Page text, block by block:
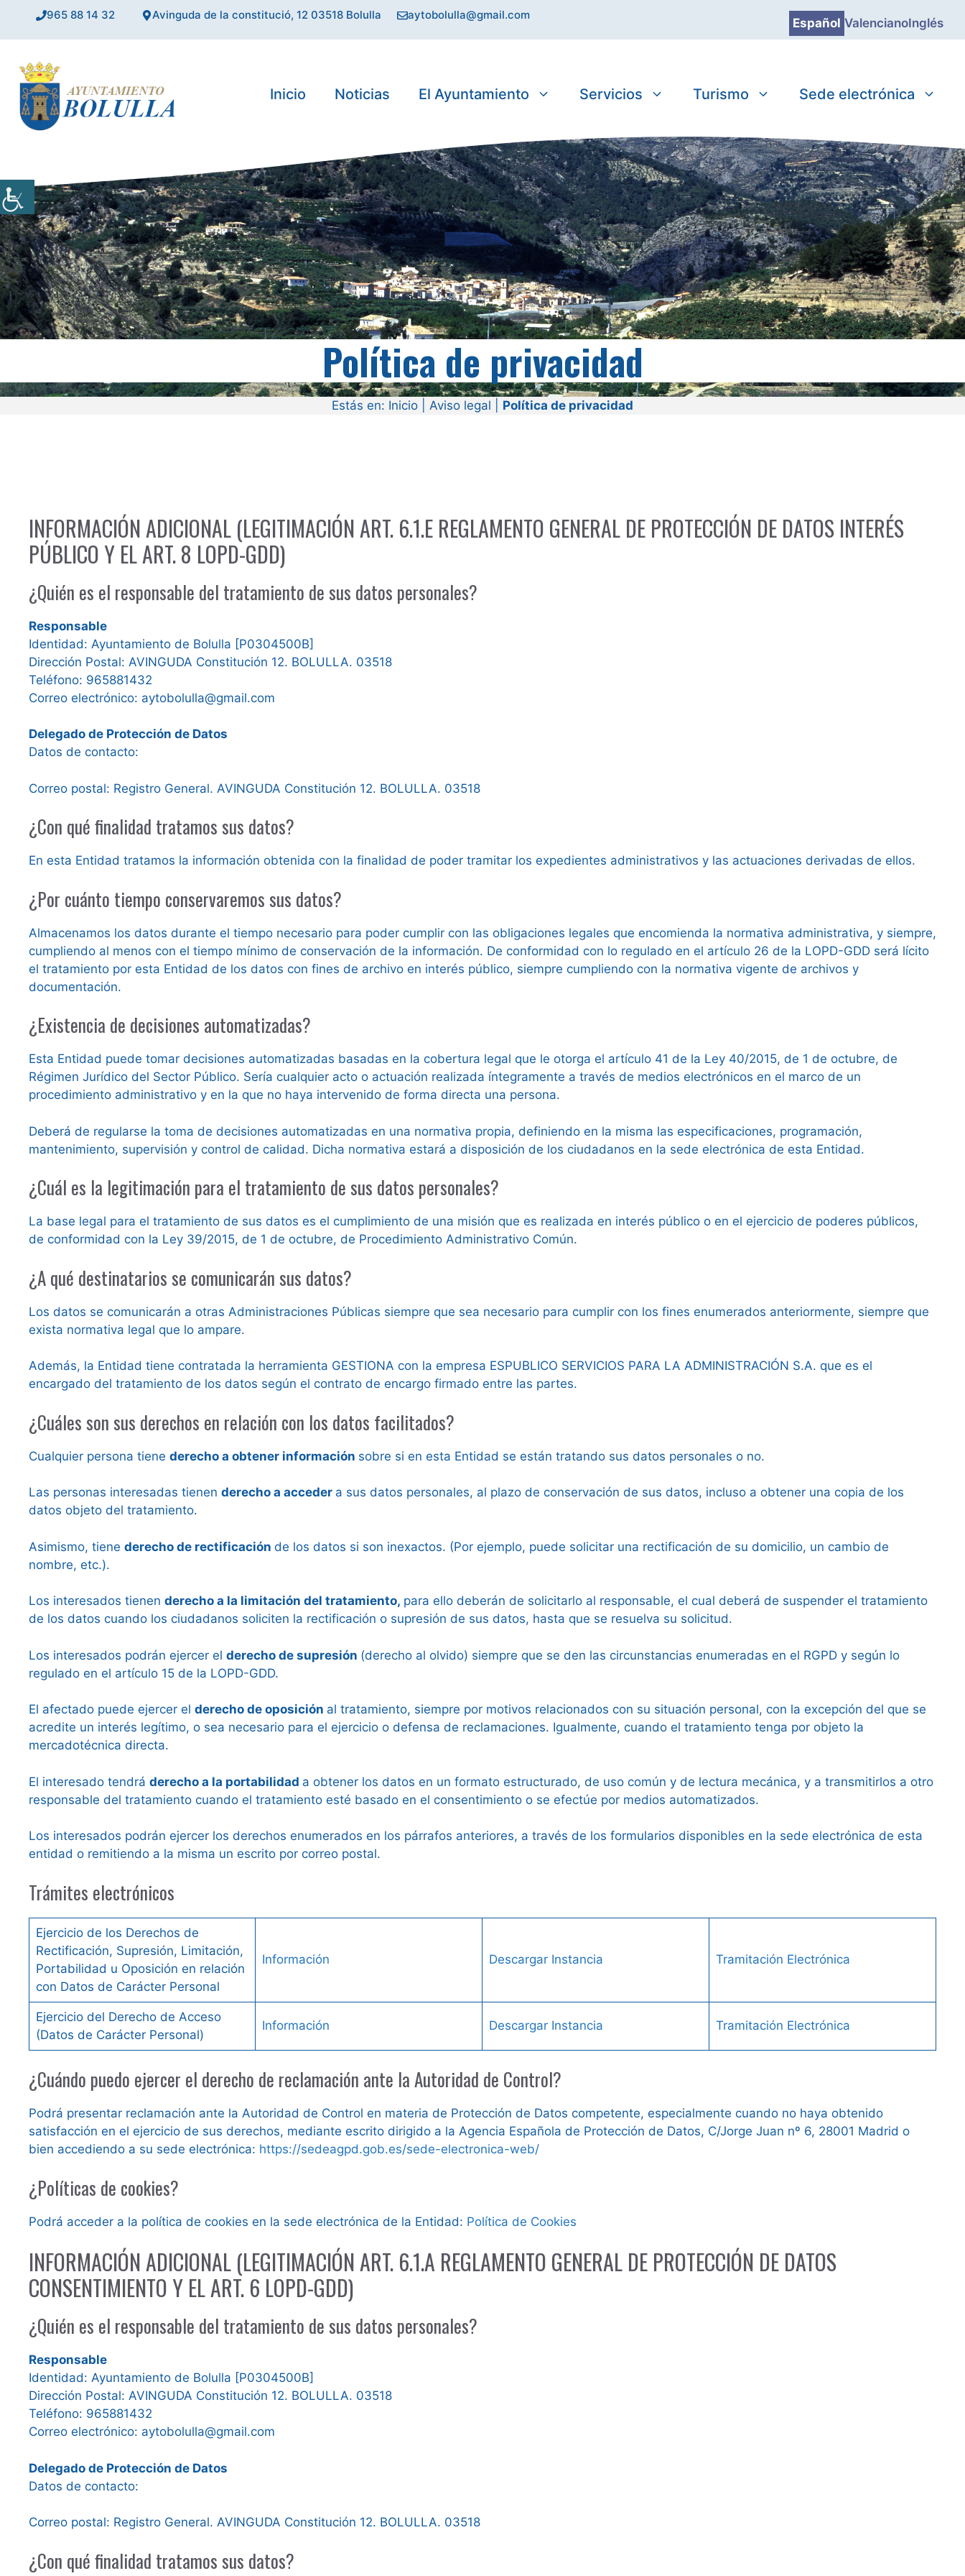
contenido
965 88 14 32 Avinguda de la constitució, 12 03518 Bolulla aytobolulla@gmail.com
Español ValencianoInglés
Inicio Noticias El Ayuntamiento Servicios Turismo Sede electrónica
Política de privacidad
Estás en: Inicio Aviso legal Política de privacidad
INFORMACIÓN ADICIONAL (LEGITIMACIÓN ART. 6.1.E REGLAMENTO GENERAL DE PROTECCIÓN DE DATOS INTERÉS
PÚBLICO Y EL ART. 8 LOPD-GDD)
¿Quién es el responsable del tratamiento de sus datos personales?
Responsable
Identidad: Ayuntamiento de Bolulla [P0304500B]
Dirección Postal: AVINGUDA Constitución 12. BOLULLA. 03518
Teléfono: 965881432
Correo electrónico: aytobolulla@gmail.com
Delegado de Protección de Datos
Datos de contacto:
Correo postal: Registro General. AVINGUDA Constitución 12. BOLULLA. 03518
¿Con qué finalidad tratamos sus datos?
En esta Entidad tratamos la información obtenida con la finalidad de poder tramitar los expedientes administrativos y las actuaciones derivadas de ellos.
¿Por cuánto tiempo conservaremos sus datos?
Almacenamos los datos durante el tiempo necesario para poder cumplir con las obligaciones legales que encomienda la normativa administrativa, y siempre,
cumpliendo al menos con el tiempo mínimo de conservación de la información. De conformidad con lo regulado en el artículo 26 de la LOPD-GDD será lícito
el tratamiento por esta Entidad de los datos con fines de archivo en interés público, siempre cumpliendo con la normativa vigente de archivos y
documentación.
¿Existencia de decisiones automatizadas?
Esta Entidad puede tomar decisiones automatizadas basadas en la cobertura legal que le otorga el artículo 41 de la Ley 40/2015, de 1 de octubre, de
Régimen Jurídico del Sector Público. Sería cualquier acto o actuación realizada íntegramente a través de medios electrónicos en el marco de un
procedimiento administrativo y en la que no haya intervenido de forma directa una persona.
Deberá de regularse la toma de decisiones automatizadas en una normativa propia, definiendo en la misma las especificaciones, programación,
mantenimiento, supervisión y control de calidad. Dicha normativa estará a disposición de los ciudadanos en la sede electrónica de esta Entidad.
¿Cuál es la legitimación para el tratamiento de sus datos personales?
La base legal para el tratamiento de sus datos es el cumplimiento de una misión que es realizada en interés público o en el ejercicio de poderes públicos,
de conformidad con la Ley 39/2015, de 1 de octubre, de Procedimiento Administrativo Común.
¿A qué destinatarios se comunicarán sus datos?
Los datos se comunicarán a otras Administraciones Públicas siempre que sea necesario para cumplir con los fines enumerados anteriormente, siempre que
exista normativa legal que lo ampare.
Además, la Entidad tiene contratada la herramienta GESTIONA con la empresa ESPUBLICO SERVICIOS PARA LA ADMINISTRACIÓN S.A. que es el
encargado del tratamiento de los datos según el contrato de encargo firmado entre las partes.
¿Cuáles son sus derechos en relación con los datos facilitados?
Cualquier persona tiene derecho a obtener información sobre si en esta Entidad se están tratando sus datos personales o no.
Las personas interesadas tienen derecho a acceder a sus datos personales, al plazo de conservación de sus datos, incluso a obtener una copia de los
datos objeto del tratamiento.
Asimismo, tiene derecho de rectificación de los datos si son inexactos. (Por ejemplo, puede solicitar una rectificación de su domicilio, un cambio de
nombre, etc.).
Los interesados tienen derecho a la limitación del tratamiento, para ello deberán de solicitarlo al responsable, el cual deberá de suspender el tratamiento
de los datos cuando los ciudadanos soliciten la rectificación o supresión de sus datos, hasta que se resuelva su solicitud.
Los interesados podrán ejercer el derecho de supresión (derecho al olvido) siempre que se den las circunstancias enumeradas en el RGPD y según lo
regulado en el artículo 15 de la LOPD-GDD.
El afectado puede ejercer el derecho de oposición al tratamiento, siempre por motivos relacionados con su situación personal, con la excepción del que se
acredite un interés legítimo, o sea necesario para el ejercicio o defensa de reclamaciones. Igualmente, cuando el tratamiento tenga por objeto la
mercadotécnica directa.
El interesado tendrá derecho a la portabilidad a obtener los datos en un formato estructurado, de uso común y de lectura mecánica, y a transmitirlos a otro
responsable del tratamiento cuando el tratamiento esté basado en el consentimiento o se efectúe por medios automatizados.
Los interesados podrán ejercer los derechos enumerados en los párrafos anteriores, a través de los formularios disponibles en la sede electrónica de esta
entidad o remitiendo a la misma un escrito por correo postal.
Trámites electrónicos
Ejercicio de los Derechos de
Rectificación, Supresión, Limitación,
Portabilidad u Oposición en relación
con Datos de Carácter Personal
Información Descargar Instancia Tramitación Electrónica
Ejercicio del Derecho de Acceso
(Datos de Carácter Personal)
Información Descargar Instancia Tramitación Electrónica
¿Cuándo puedo ejercer el derecho de reclamación ante la Autoridad de Control?
Podrá presentar reclamación ante la Autoridad de Control en materia de Protección de Datos competente, especialmente cuando no haya obtenido
satisfacción en el ejercicio de sus derechos, mediante escrito dirigido a la Agencia Española de Protección de Datos, C/Jorge Juan nº 6, 28001 Madrid o
bien accediendo a su sede electrónica: https://sedeagpd.gob.es/sede-electronica-web/
¿Políticas de cookies?
Podrá acceder a la política de cookies en la sede electrónica de la Entidad: Política de Cookies
INFORMACIÓN ADICIONAL (LEGITIMACIÓN ART. 6.1.A REGLAMENTO GENERAL DE PROTECCIÓN DE DATOS
CONSENTIMIENTO Y EL ART. 6 LOPD-GDD)
¿Quién es el responsable del tratamiento de sus datos personales?
Responsable
Identidad: Ayuntamiento de Bolulla [P0304500B]
Dirección Postal: AVINGUDA Constitución 12. BOLULLA. 03518
Teléfono: 965881432
Correo electrónico: aytobolulla@gmail.com
Delegado de Protección de Datos
Datos de contacto:
Correo postal: Registro General. AVINGUDA Constitución 12. BOLULLA. 03518
¿Con qué finalidad tratamos sus datos?